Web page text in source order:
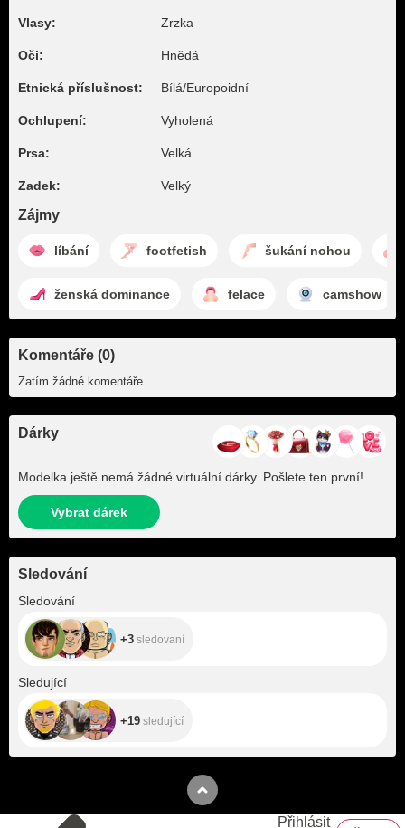
Vlasy: Zrzka
Oči: Hnědá
Etnická příslušnost: Bílá/Europoidní
Ochlupení: Vyholená
Prsa: Velká
Zadek: Velký
Zájmy
líbání footfetish šukání nohou
ženská dominance felace camshow
Komentáře (0)
Zatím žádné komentáře
Dárky
Modelka ještě nemá žádné virtuální dárky. Pošlete ten první!
Vybrat dárek
Sledování
Sledování
+3 sledovaní
Sledující
+19 sledující
Přihlásit